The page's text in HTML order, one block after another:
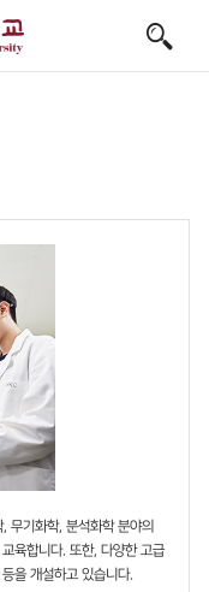
무기화학, 분석화학 분야의
육합니다. 또한, 다양한 고급
을 개설하고 있습니다.